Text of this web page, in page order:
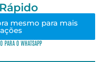
mesmo para mais
PARA O WHATSAPP